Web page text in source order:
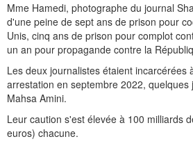
Mme Hamedi, photographe du journal
d'une peine de sept ans de prison pour
Unis, cinq ans de prison pour complot
un an pour propagande contre la
Les deux journalistes étaient incarcérées
arrestation en septembre 2022,
Mahsa Amini.
Leur caution s'est élevée à 100 milliards
euros) chacune.